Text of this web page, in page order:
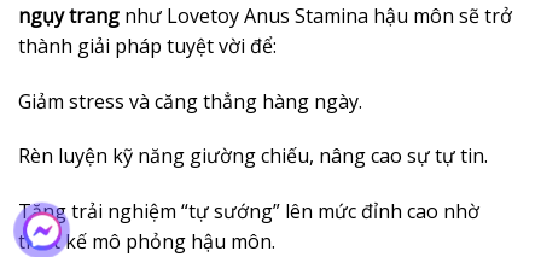
ngụy trang như Lovetoy Anus Stamina hậu môn sẽ trở
thành giải pháp tuyệt vời để:
Giảm stress và căng thẳng hàng ngày.
Rèn luyện kỹ năng giường chiếu, nâng cao sự tự tin.
Tăng trải nghiệm “tự sướng” lên mức đỉnh cao nhờ
thiết kế mô phỏng hậu môn.